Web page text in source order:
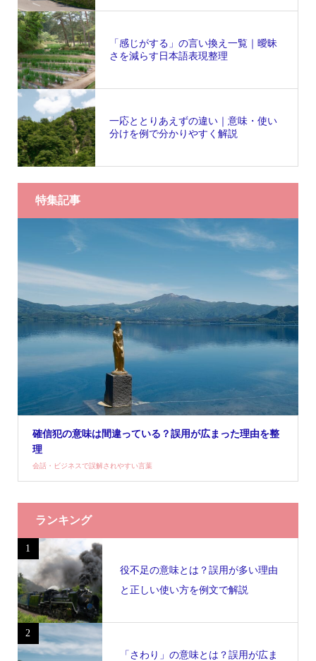
「感じがする」の言い換え一覧｜曖昧
さを減らす日本語表現整理
一応ととりあえずの違い｜意味・使い
分けを例で分かりやすく解説
特集記事
確信犯の意味は間違っている？誤用が広まった理由を整
理
会話・ビジネスで誤解されやすい言葉
ランキング
1
役不足の意味とは？誤用が多い理由
と正しい使い方を例文で解説
2
「さわり」の意味とは？誤用が広ま